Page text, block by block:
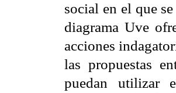
social en el que
diagrama Uve
acciones
las propuestas
puedan utilizar